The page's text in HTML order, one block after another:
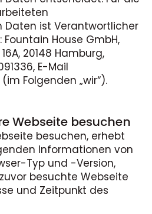
Daten ist Verantwortlicher
Fountain House GmbH,
20148 Hamburg,
E-Mail
Folgenden „wir“).
Webseite besuchen
besuchen, erhebt
Informationen von
Typ und -Version,
besuchte Webseite
und Zeitpunkt des